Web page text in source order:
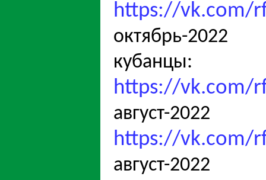
https://vk.com/
октябрь-2022
кубанцы:
https://vk.com/
август-2022
https://vk.com/
август-2022